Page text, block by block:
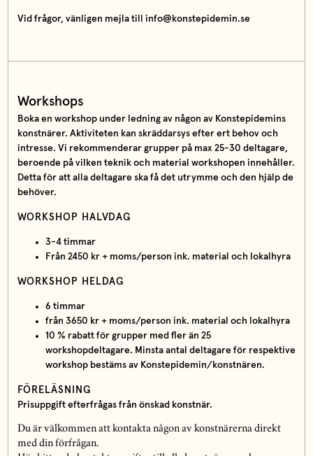
Vid frågor, vänligen mejla till info@konstepidemin.se
Workshops
Boka en workshop under ledning av någon av Konstepidemins
konstnärer. Aktiviteten kan skräddarsys efter ert behov och
intresse. Vi rekommenderar grupper på max 25-30 deltagare,
beroende på vilken teknik och material workshopen innehåller.
Detta för att alla deltagare ska få det utrymme och den hjälp de
behöver.
WORKSHOP HALVDAG
3-4 timmar
Från 2450 kr + moms/person ink. material och lokalhyra
WORKSHOP HELDAG
6 timmar
från 3650 kr + moms/person ink. material och lokalhyra
10 % rabatt för grupper med fler än 25
workshopdeltagare. Minsta antal deltagare för respektive
workshop bestäms av Konstepidemin/konstnären.
FÖRELÄSNING
Prisuppgift efterfrågas från önskad konstnär.
Du är välkommen att kontakta någon av konstnärerna direkt
med din förfrågan.